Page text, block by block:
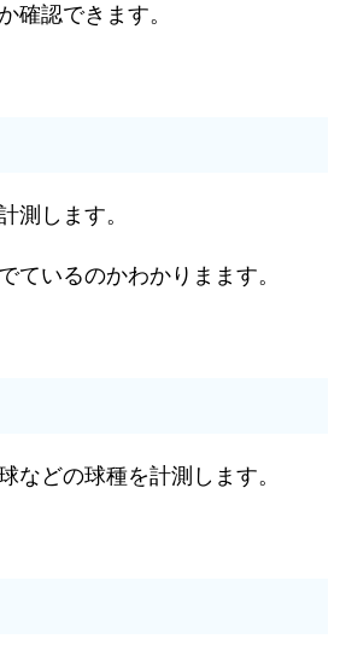
確認できます。
測します。
ているのかわかりまます。
などの球種を計測します。